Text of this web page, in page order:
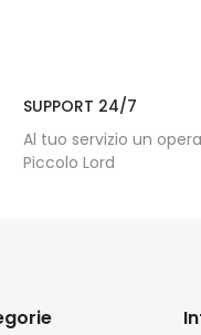
SUPPORT 24/7
Al tuo servizio un
Piccolo Lord